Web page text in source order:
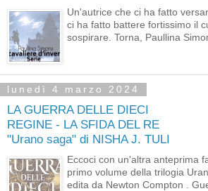
Un'autrice che ci ha fatto
ci ha fatto battere fortissimo il
sospirare. Torna, Paullina
lunedì 4 marzo 2024
LA GUERRA DELLE DIECI
REGINE - LA SFIDA DEL RE
"Urano saga" di NISHA J. TULI
Eccoci con un'altra anteprima
primo volume della trilogia
edita da Newton Compton .